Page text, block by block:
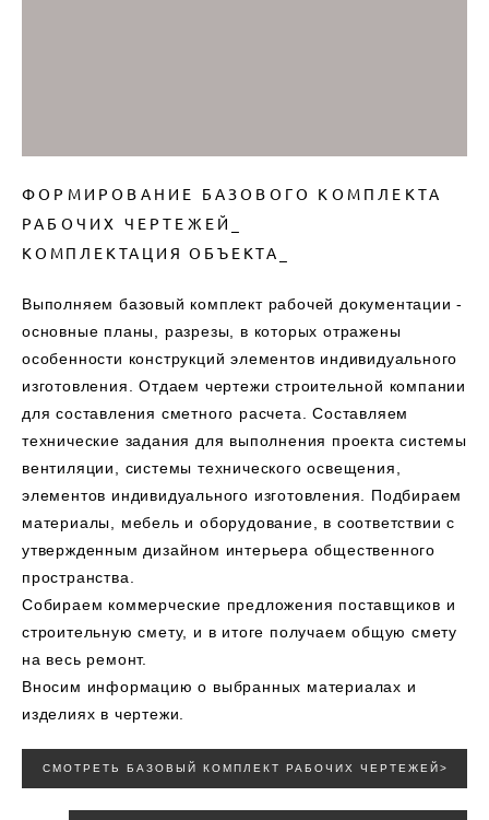
ФОРМИРОВАНИЕ БАЗОВОГО КОМПЛЕКТА
РАБОЧИХ ЧЕРТЕЖЕЙ_
КОМПЛЕКТАЦИЯ ОБЪЕКТА_
Выполняем базовый комплект рабочей документации -
основные планы, разрезы, в которых отражены
особенности конструкций элементов индивидуального
изготовления. Отдаем чертежи строительной компании
для составления сметного расчета. Составляем
технические задания для выполнения проекта системы
вентиляции, системы технического освещения,
элементов индивидуального изготовления. Подбираем
материалы, мебель и оборудование, в соответствии с
утвержденным дизайном интерьера общественного
пространства.
Собираем коммерческие предложения поставщиков и
строительную смету, и в итоге получаем общую смету
на весь ремонт.
Вносим информацию о выбранных материалах и
изделиях в чертежи.
СМОТРЕТЬ БАЗОВЫЙ КОМПЛЕКТ РАБОЧИХ ЧЕРТЕЖЕЙ>